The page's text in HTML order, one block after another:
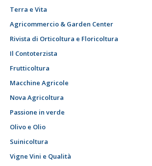
Terra e Vita
Agricommercio & Garden Center
Rivista di Orticoltura e Floricoltura
Il Contoterzista
Frutticoltura
Macchine Agricole
Nova Agricoltura
Passione in verde
Olivo e Olio
Suinicoltura
Vigne Vini e Qualità